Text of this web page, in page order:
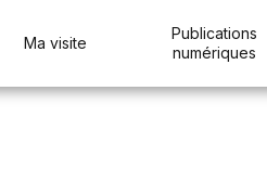
Ma visite
Publications
numériques